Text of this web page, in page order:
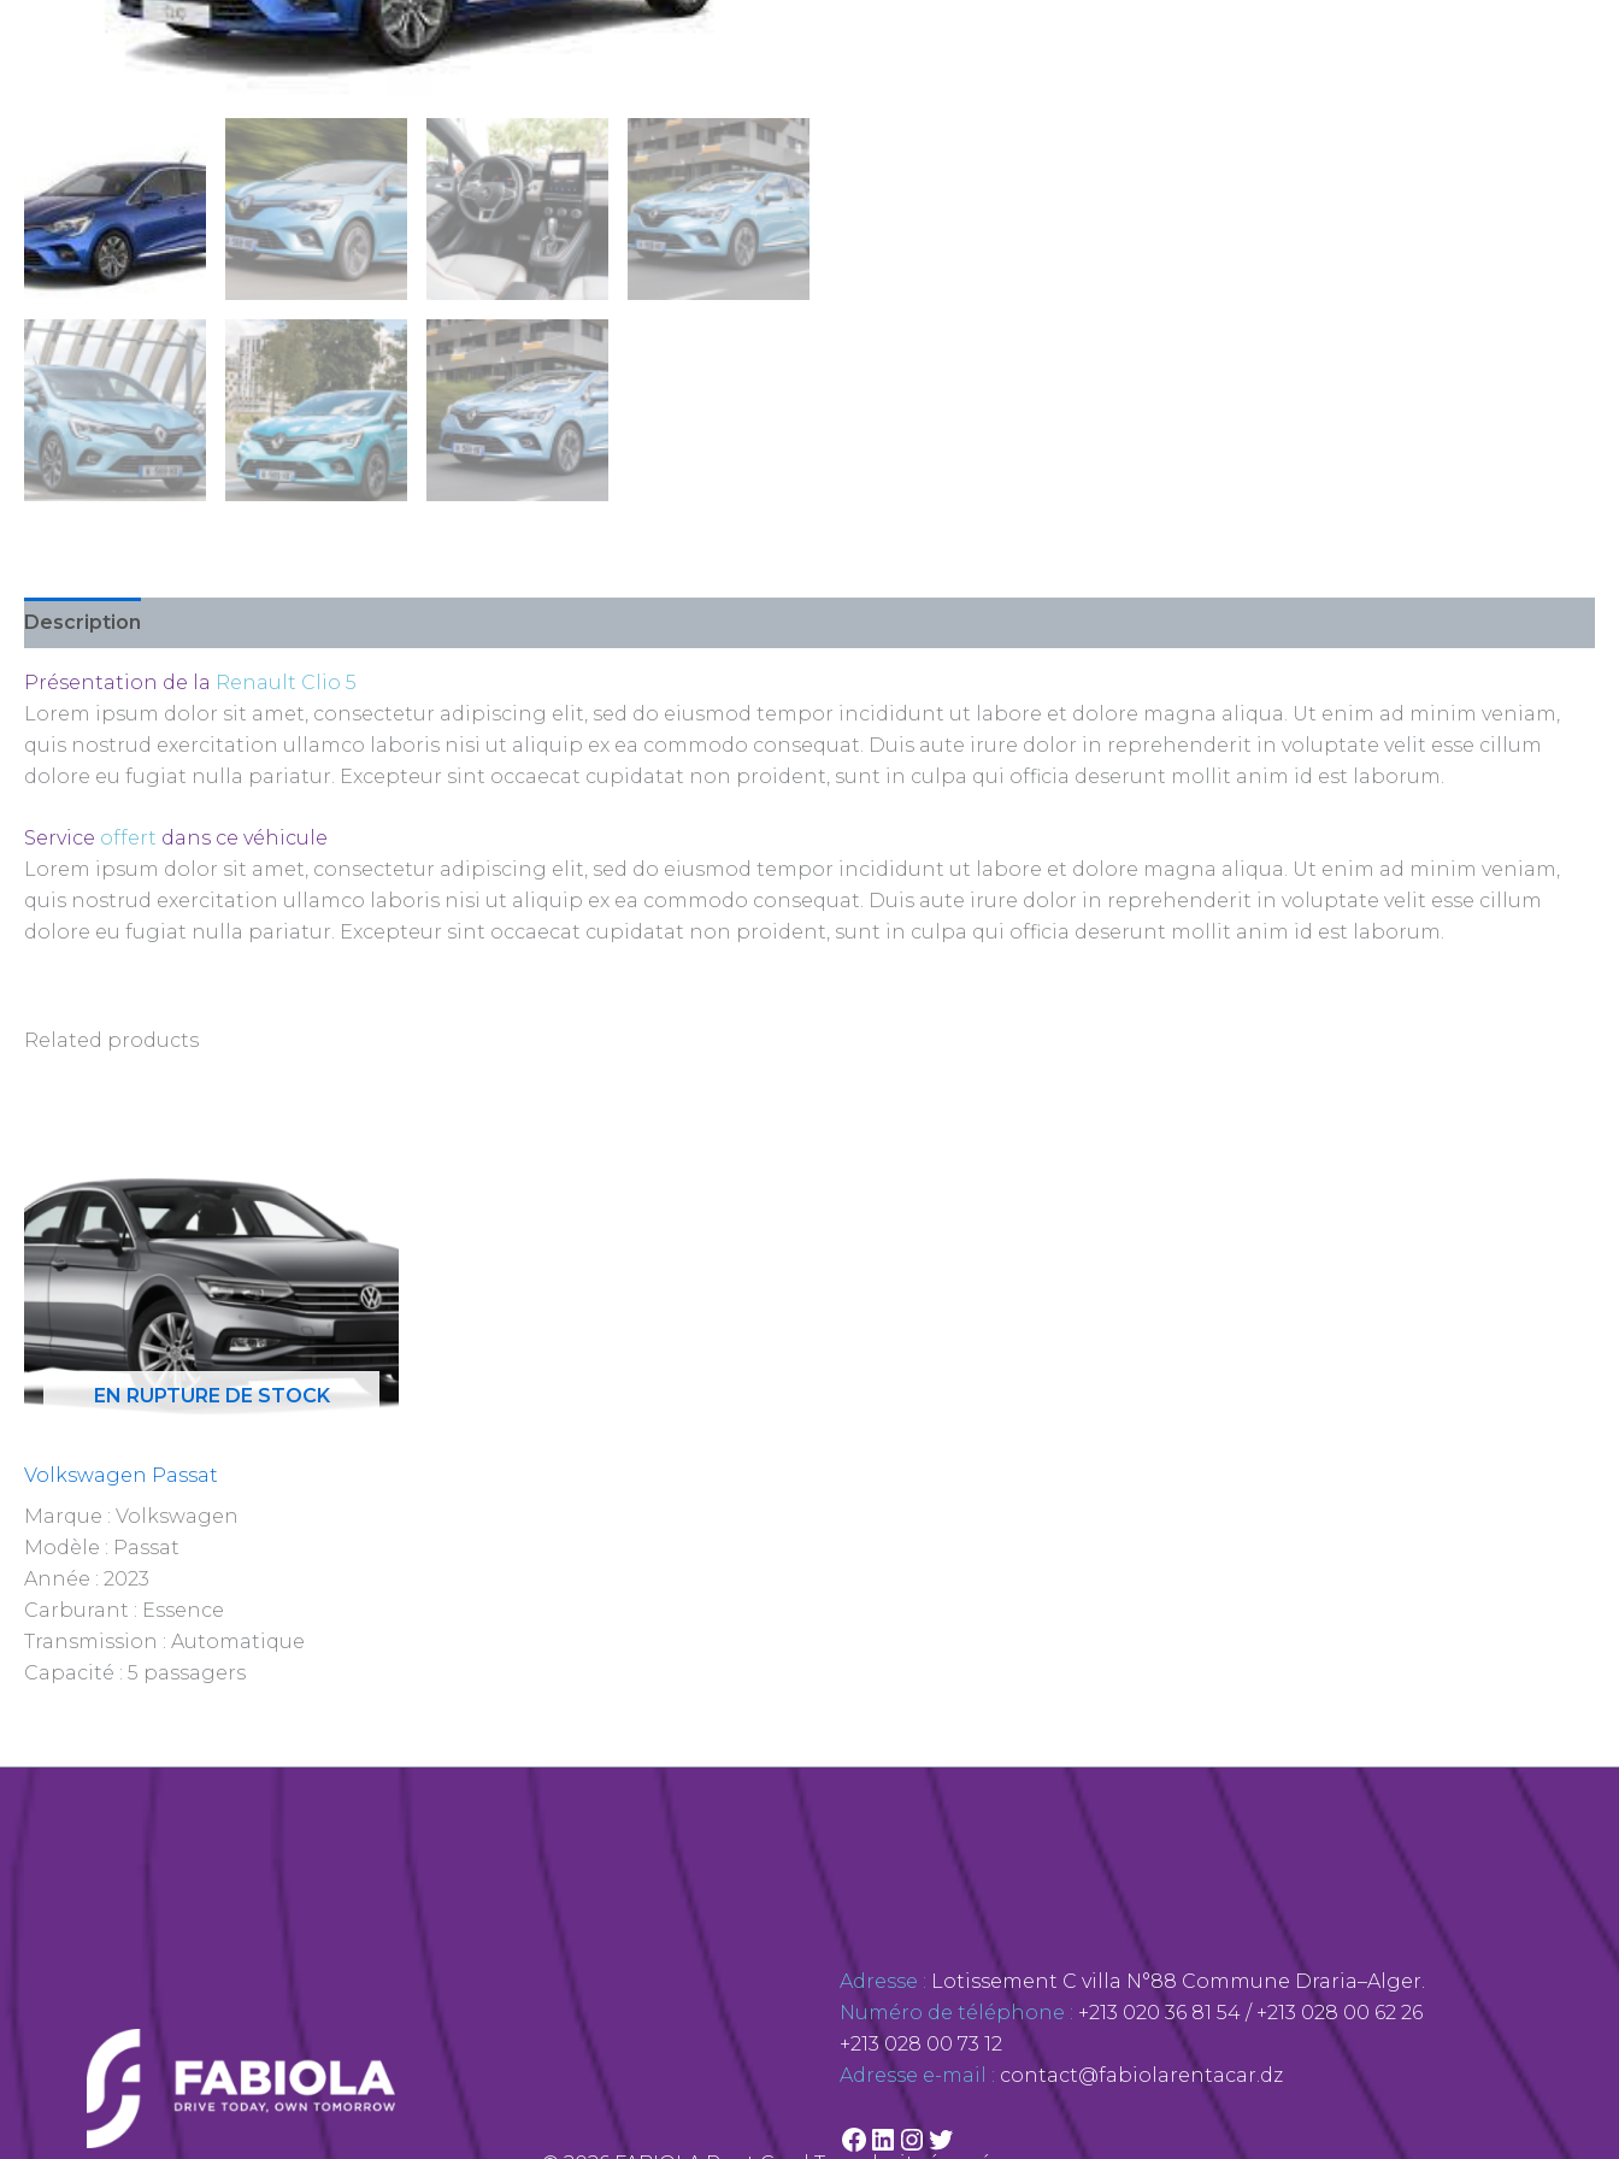
Description
Présentation de la Renault Clio 5
Lorem ipsum dolor sit amet, consectetur adipiscing elit, sed do eiusmod tempor incididunt ut labore et dolore magna aliqua. Ut enim ad minim veniam,
quis nostrud exercitation ullamco laboris nisi ut aliquip ex ea commodo consequat. Duis aute irure dolor in reprehenderit in voluptate velit esse cillum
dolore eu fugiat nulla pariatur. Excepteur sint occaecat cupidatat non proident, sunt in culpa qui officia deserunt mollit anim id est laborum.
Service offert dans ce véhicule
Lorem ipsum dolor sit amet, consectetur adipiscing elit, sed do eiusmod tempor incididunt ut labore et dolore magna aliqua. Ut enim ad minim veniam,
quis nostrud exercitation ullamco laboris nisi ut aliquip ex ea commodo consequat. Duis aute irure dolor in reprehenderit in voluptate velit esse cillum
dolore eu fugiat nulla pariatur. Excepteur sint occaecat cupidatat non proident, sunt in culpa qui officia deserunt mollit anim id est laborum.
Related products
EN RUPTURE DE STOCK
Volkswagen Passat
Marque : Volkswagen
Modèle : Passat
Année : 2023
Carburant : Essence
Transmission : Automatique
Capacité : 5 passagers
Adresse : Lotissement C villa N°88 Commune Draria–Alger.
Numéro de téléphone : +213 020 36 81 54 ‬ / +213 028 00 62 26
+213 028 00 73 12
Adresse e-mail : contact@fabiolarentacar.dz
Facebook
LinkedIn
Instagram
Twitter